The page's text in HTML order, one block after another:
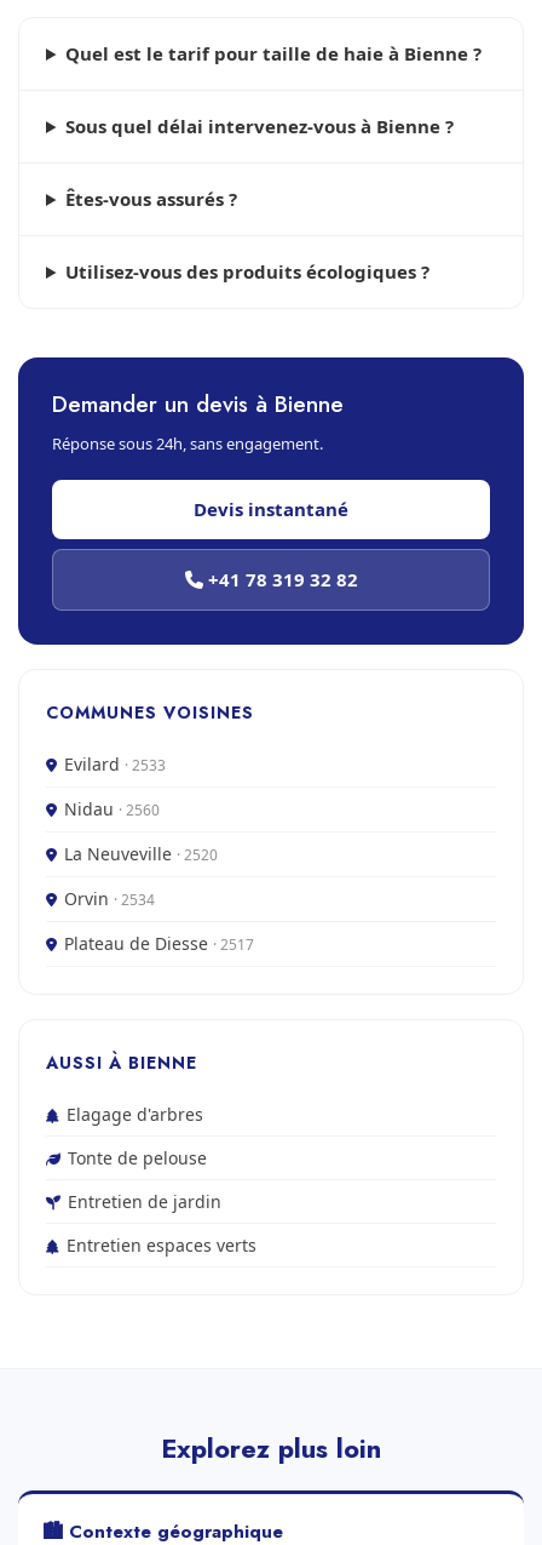
Quel est le tarif pour taille de haie à Bienne ?
Sous quel délai intervenez-vous à Bienne ?
Êtes-vous assurés ?
Utilisez-vous des produits écologiques ?
Demander un devis à Bienne
Réponse sous 24h, sans engagement.
Devis instantané
+41 78 319 32 82
COMMUNES VOISINES
Evilard · 2533
Nidau · 2560
La Neuveville · 2520
Orvin · 2534
Plateau de Diesse · 2517
AUSSI À BIENNE
Elagage d'arbres
Tonte de pelouse
Entretien de jardin
Entretien espaces verts
Explorez plus loin
🏙️ Contexte géographique